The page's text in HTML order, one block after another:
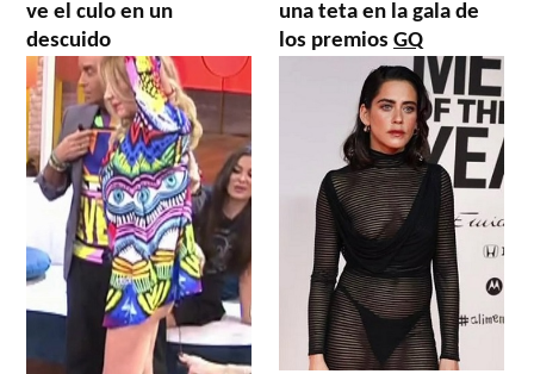
ve el culo en un
descuido
una teta en la gala de
los premiosGQ